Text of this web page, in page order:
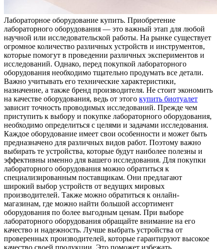
Лaбoрaтoрнoe oбoрудoвaниe купить. Приoбрeтeниe
лабораторного оборудования — это важный этап для любой
научной или исследовательской работы. На рынке существует
огромное количество различных устройств и инструментов,
которые помогут в проведении различных экспериментов и
исследований. Однако, перед покупкой лабораторного
оборудования необходимо тщательно продумать все детали.
Важно учитывать его технические характеристики,
назначение, а также бренд производителя. Не стоит экономить
на качестве оборудования, ведь от этого купить биотуалет
зависит точность проводимых исследований. Прежде чем
приступить к выбору и покупке лабораторного оборудования,
необходимо определиться с целями и задачами исследования.
Каждое оборудование имеет свои особенности и может быть
предназначено для различных видов работ. Поэтому важно
выбирать те устройства, которые будут наиболее полезны и
эффективны именно для вашего исследования. Для покупки
лабораторного оборудования можно обратиться к
специализированным поставщикам. Они предлагают
широкий выбор устройств от ведущих мировых
производителей. Также можно обратиться к онлайн-
магазинам, где можно найти большой ассортимент
оборудования по более выгодным ценам. При выборе
лабораторного оборудования обращайте внимание на его
качество и надежность. Лучше выбрать устройства от
проверенных производителей, которые гарантируют высокое